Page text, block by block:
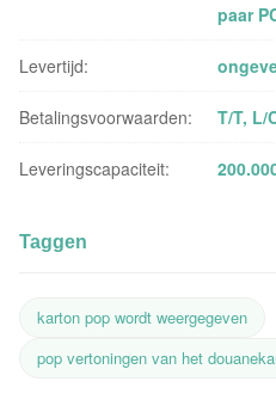
paar
Levertijd:
Betalingsvoorwaarden: T/T, L/
Leveringscapaciteit:
Taggen
karton pop wordt weergegeven
pop vertoningen van het